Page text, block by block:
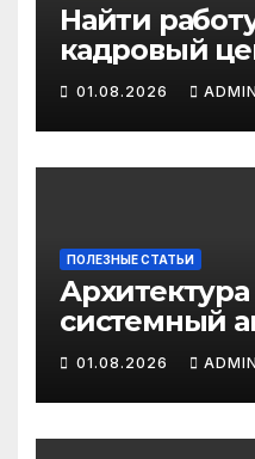
Найти
кадровый
можно в два
01.08.2026 ADMIN
ПОЛЕЗНЫЕ СТАТЬИ
системный
системы
бизнес-
01.08.2026 ADMIN